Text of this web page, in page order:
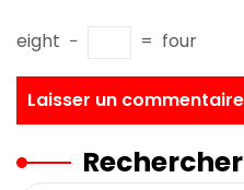
eight − = four
Rechercher